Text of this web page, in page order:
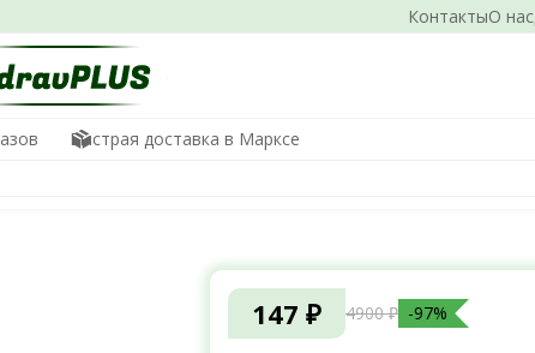
КонтактыО нас
Быстрая доставка в Марксе
147 ₽ 4900 ₽ -97%